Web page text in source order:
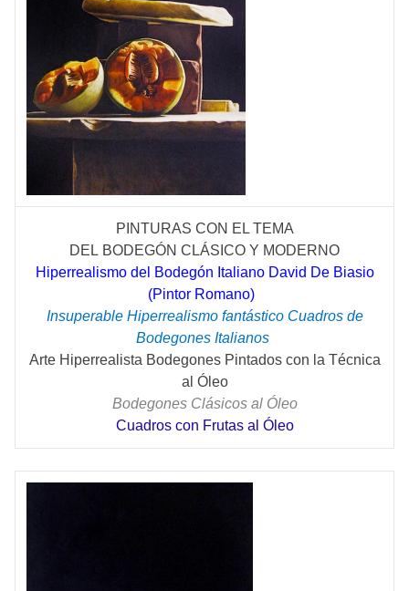
PINTURAS CON EL TEMA
DEL BODEGÓN CLÁSICO Y MODERNO
Hiperrealismo del Bodegón Italiano David De Biasio
(Pintor Romano)
Insuperable Hiperrealismo fantástico Cuadros de
Bodegones Italianos
Arte Hiperrealista Bodegones Pintados con la Técnica
al Óleo
Bodegones Clásicos al Óleo
Cuadros con Frutas al Óleo